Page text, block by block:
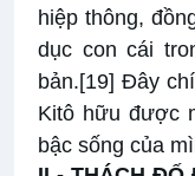
hiệp thông,
dục con cái
bản.[19] Đây
Kitô hữu được
bậc sống của